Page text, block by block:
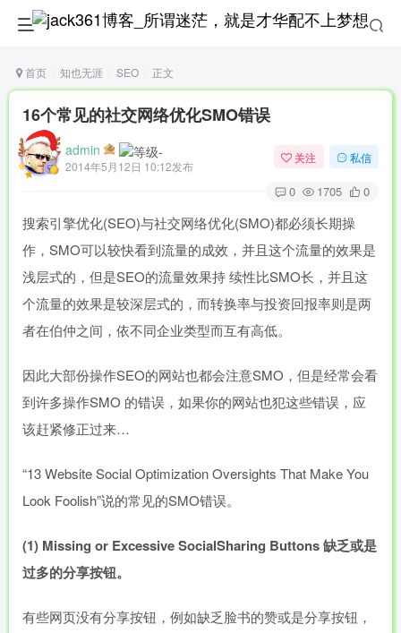
首页 知也无涯 SEO 正文
16个常见的社交网络优化SMO错误
admin
2014年5月12日 10:12发布
关注 私信
0 1705 0
搜索引擎优化(SEO)与社交网络优化(SMO)都必须长期操
作，SMO可以较快看到流量的成效，并且这个流量的效果是
浅层式的，但是SEO的流量效果持 续性比SMO长，并且这
个流量的效果是较深层式的，而转换率与投资回报率则是两
者在伯仲之间，依不同企业类型而互有高低。
因此大部份操作SEO的网站也都会注意SMO，但是经常会看
到许多操作SMO 的错误，如果你的网站也犯这些错误，应
该赶紧修正过来…
“13WebsiteSocialOptimizationOversights That MakeYou
Look Foolish”说的常见的SMO错误。
(1) Missing or ExcessiveSocialSharing Buttons缺乏或是
过多的分享按钮。
有些网页没有分享按钮，例如缺乏脸书的赞或是分享按钮，